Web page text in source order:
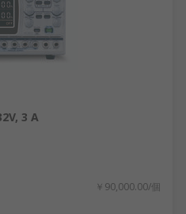
に耐えることもでき
なり、エネルギー効
次のとおりです。
3 A
￥90,000.00/個